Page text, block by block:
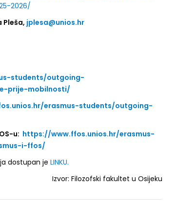
2026/
Pleša, jplesa@unios.hr
students/outgoing-
prije-mobilnosti/
erasmus-students/outgoing-
u: https://www.ffos.unios.hr/erasmus-
i-ffos/
dostupan je LINKU.
Izvor: Filozofski fakultet u Osijeku